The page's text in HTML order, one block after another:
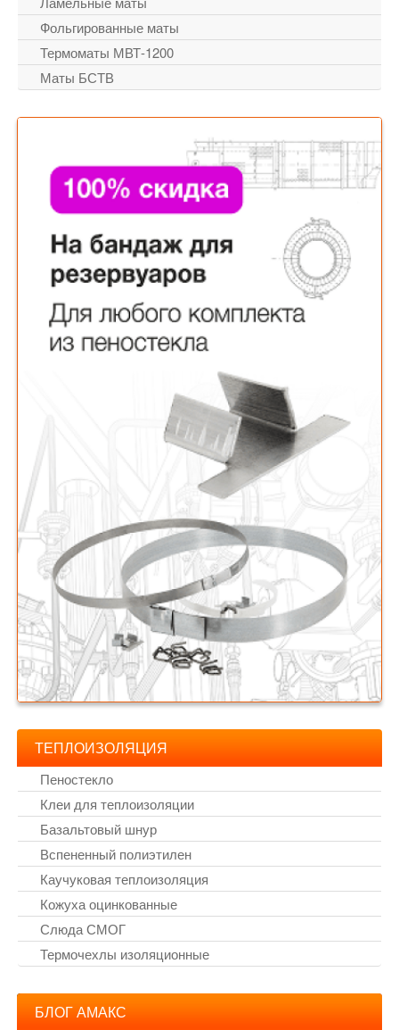
Фольгированные маты
Термоматы МВТ-1200
Маты БСТВ
ТЕПЛОИЗОЛЯЦИЯ
Пеностекло
Клеи для теплоизоляции
Базальтовый шнур
Вспененный полиэтилен
Каучуковая теплоизоляция
Кожуха оцинкованные
Слюда СМОГ
Термочехлы изоляционные
БЛОГ АМАКС